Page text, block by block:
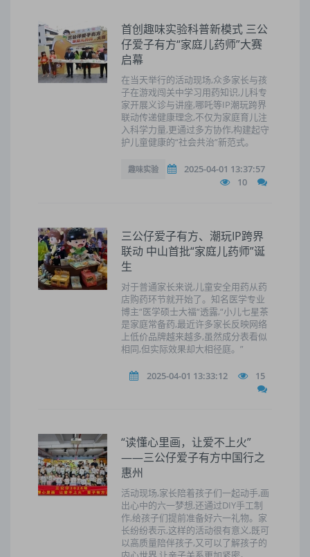
首创趣味实验科普新模式 三公
仔爱子有方“家庭儿药师”大赛
启幕
在当天举行的活动现场,众多家长与孩
子在游戏闯关中学习用药知识,儿科专
家开展义诊与讲座,哪吒等IP潮玩跨界
联动传递健康理念,不仅为家庭育儿注
入科学力量,更通过多方协作,构建起守
护儿童健康的“社会共治”新范式。
趣味实验
2025-04-01 13:37:57
10
三公仔爱子有方、潮玩IP跨界
联动 中山首批“家庭儿药师”诞
生
对于普通家长来说,儿童安全用药从药
店购药环节就开始了。知名医学专业
博主“医学硕士大福“透露,“小儿七星茶
是家庭常备药,最近许多家长反映网络
上低价品牌越来越多,虽然成分表看似
相同,但实际效果却大相径庭。”
2025-04-01 13:33:12 15
“读懂心里画，让爱不上火”
——三公仔爱子有方中国行之
惠州
活动现场,家长陪着孩子们一起动手,画
出心中的六一梦想,还通过DIY手工制
作,给孩子们提前准备好六一礼物。家
长纷纷表示,这样的活动很有意义,既可
以高质量陪伴孩子,又可以了解孩子的